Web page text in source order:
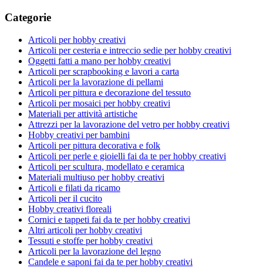
Categorie
Articoli per hobby creativi
Articoli per cesteria e intreccio sedie per hobby creativi
Oggetti fatti a mano per hobby creativi
Articoli per scrapbooking e lavori a carta
Articoli per la lavorazione di pellami
Articoli per pittura e decorazione del tessuto
Articoli per mosaici per hobby creativi
Materiali per attività artistiche
Attrezzi per la lavorazione del vetro per hobby creativi
Hobby creativi per bambini
Articoli per pittura decorativa e folk
Articoli per perle e gioielli fai da te per hobby creativi
Articoli per scultura, modellato e ceramica
Materiali multiuso per hobby creativi
Articoli e filati da ricamo
Articoli per il cucito
Hobby creativi floreali
Cornici e tappeti fai da te per hobby creativi
Altri articoli per hobby creativi
Tessuti e stoffe per hobby creativi
Articoli per la lavorazione del legno
Candele e saponi fai da te per hobby creativi